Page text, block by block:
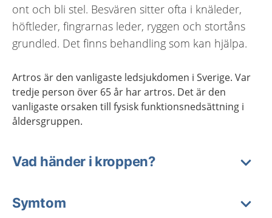
ont och bli stel. Besvären sitter ofta i knäleder,
höftleder, fingrarnas leder, ryggen och stortåns
grundled. Det finns behandling som kan hjälpa.
Artros är den vanligaste ledsjukdomen i Sverige. Var
tredje person över 65 år har artros. Det är den
vanligaste orsaken till fysisk funktionsnedsättning i
åldersgruppen.
Vad händer i kroppen?
Symtom